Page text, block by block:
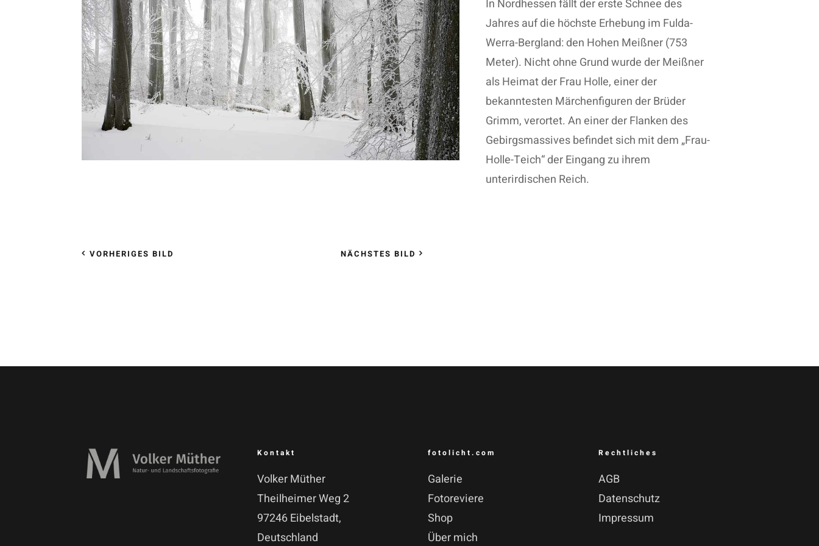
In Nordhessen fällt der erste Schnee des
Jahres auf die höchste Erhebung im Fulda-
Werra-Bergland: den Hohen Meißner (753
Meter). Nicht ohne Grund wurde der Meißner
als Heimat der Frau Holle, einer der
bekanntesten Märchenfiguren der Brüder
Grimm, verortet. An einer der Flanken des
Gebirgsmassives befindet sich mit dem „Frau-
Holle-Teich“ der Eingang zu ihrem
unterirdischen Reich.
VORHERIGES BILD NÄCHSTES BILD
Kontakt
Volker Müther
Theilheimer Weg 2
97246 Eibelstadt,
Deutschland
fotolicht.com
Galerie
Fotoreviere
Shop
Über mich
Rechtliches
AGB
Datenschutz
Impressum